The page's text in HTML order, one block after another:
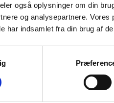
også oplysninger om din
og analysepartnere.
har indsamlet fra din brug af
vær først til de bedste tilbud.
kun relevante tilbud og